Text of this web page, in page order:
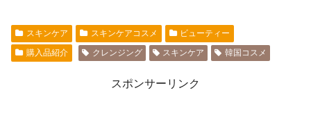
スキンケア スキンケアコスメ
ビューティー
購入品紹介
クレンジング スキンケア 韓国コスメ
スポンサーリンク